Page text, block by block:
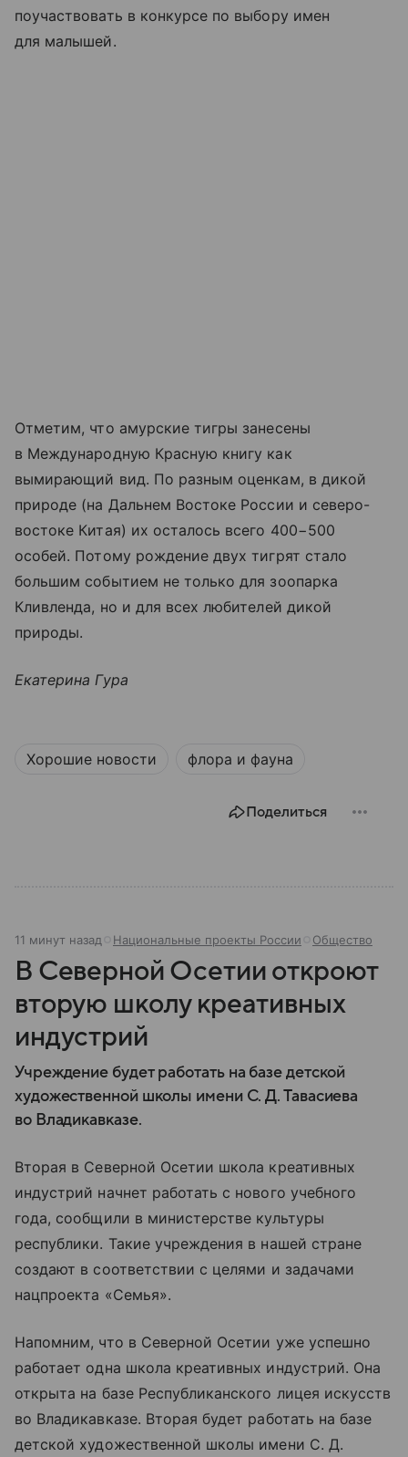
поучаствовать в конкурсе по выбору имен
для малышей.
Отметим, что амурские тигры занесены
в Международную Красную книгу как
вымирающий вид. По разным оценкам, в дикой
природе (на Дальнем Востоке России и северо-
востоке Китая) их осталось всего 400−500
особей. Потому рождение двух тигрят стало
большим событием не только для зоопарка
Кливленда, но и для всех любителей дикой
природы.
Екатерина Гура
Хорошие новости флора и фауна
Поделиться
11 минут назад Национальные проекты России Общество
В Северной Осетии откроют
вторую школу креативных
индустрий
Учреждение будет работать на базе детской
художественной школы имени С. Д. Тавасиева
во Владикавказе.
Вторая в Северной Осетии школа креативных
индустрий начнет работать с нового учебного
года, сообщили в министерстве культуры
республики. Такие учреждения в нашей стране
создают в соответствии с целями и задачами
нацпроекта «Семья».
Напомним, что в Северной Осетии уже успешно
работает одна школа креативных индустрий. Она
открыта на базе Республиканского лицея искусств
во Владикавказе. Вторая будет работать на базе
детской художественной школы имени С. Д.